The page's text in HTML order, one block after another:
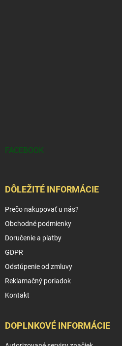
FACEBOOK
DÔLEŽITÉ INFORMÁCIE
Prečo nakupovať u nás?
Obchodné podmienky
Doručenie a platby
GDPR
Odstúpenie od zmluvy
Reklamačný poriadok
Kontakt
DOPLNKOVÉ INFORMÁCIE